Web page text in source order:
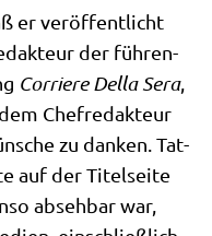
er ver­öf­fent­licht
der füh­ren­
Cor­rie­re Del­la Sera,
Chef­re­dak­teur
zu dan­ken. Tat­
auf der Titel­sei­te
abseh­bar war,